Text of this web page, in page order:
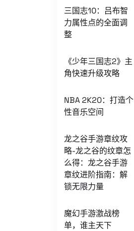
三国志10：吕布智
力属性点的全面调
整
《少年三国志2》主
角快速升级攻略
NBA 2K20：打造个
性音乐空间
龙之谷手游章纹攻
略-龙之谷的纹章怎
么得：龙之谷手游
章纹进阶指南：解
锁无限力量
魔幻手游激战榜
单，谁主天下